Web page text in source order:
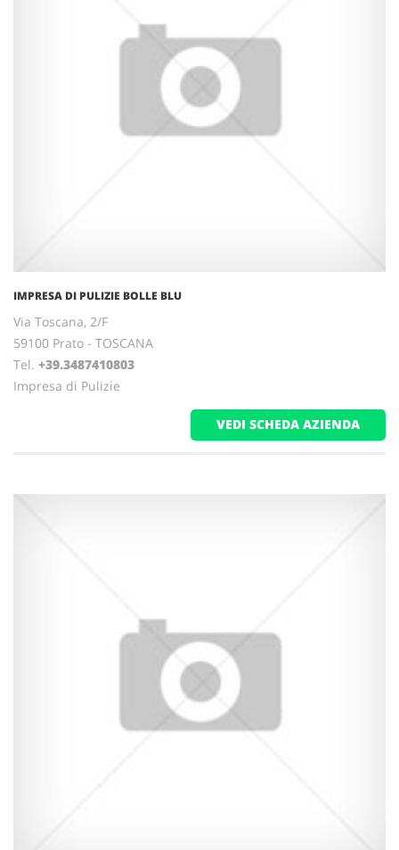
IMPRESA DI PULIZIE BOLLE BLU
Via Toscana, 2/F
59100 Prato - TOSCANA
Tel. +39.3487410803
Impresa di Pulizie
VEDI SCHEDA AZIENDA